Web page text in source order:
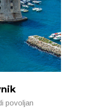
povoljan